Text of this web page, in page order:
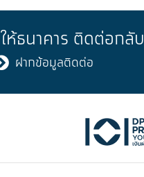
ให้ธนาคาร ติดต่อกลับ
ฝากข้อมูลติดต่อ